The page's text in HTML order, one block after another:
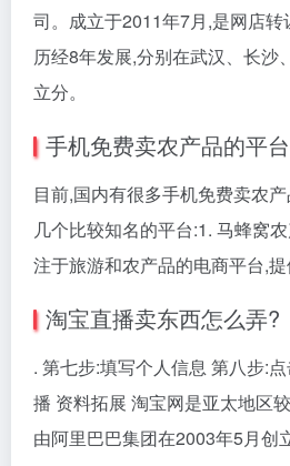
司。成立于2011年7月,是网店转
历经8年发展,分别在武汉、长沙
立分。
手机免费卖农产品的平
目前,国内有很多手机免费卖农
几个比较知名的平台:1. 马蜂窝
注于旅游和农产品的电商平台,提
淘宝直播卖东西怎么弄?
. 第七步:填写个人信息 第八步:
播 资料拓展 淘宝网是亚太地区
由阿里巴巴集团在2003年5月创